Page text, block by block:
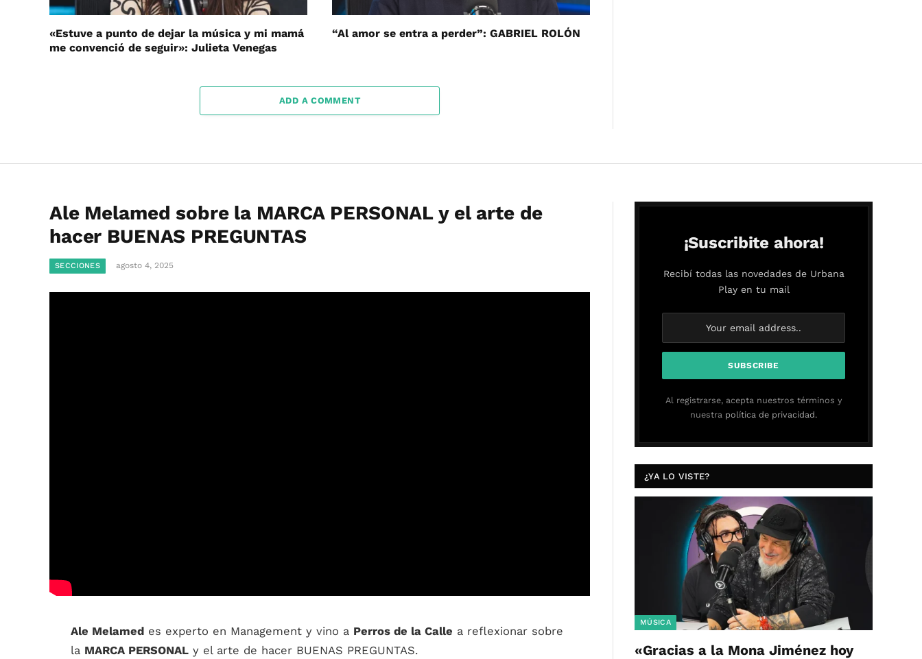
«Estuve a punto de dejar la música y mi mamá
me convenció de seguir»: Julieta Venegas
“Al amor se entra a perder”: GABRIEL ROLÓN
ADD A COMMENT
Ale Melamed sobre la MARCA PERSONAL y el arte de
hacer BUENAS PREGUNTAS
SECCIONES agosto 4, 2025
Ale Melamed es experto en Management y vino a Perros de la Calle a reflexionar sobre
la MARCA PERSONAL y el arte de hacer BUENAS PREGUNTAS.
¡Suscribite ahora!
Recibí todas las novedades de Urbana
Play en tu mail
Al registrarse, acepta nuestros términos y
nuestra política de privacidad.
¿YA LO VISTE?
MÚSICA
«Gracias a la Mona Jiménez hoy